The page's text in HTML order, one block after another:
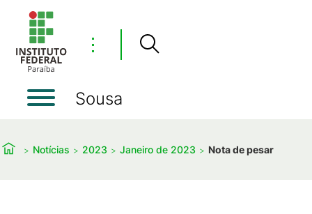
⋮
Sousa
Notícias 2023 Janeiro de 2023 Nota de pesar